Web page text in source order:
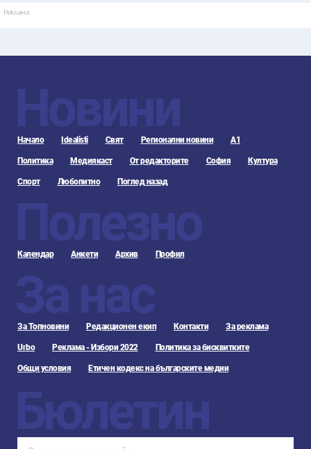
Реклама
Новини
Начало Idealisti Свят Регионални новини А1
Политика Медиякаст От редакторите София Култура
Спорт Любопитно Поглед назад
Полезно
Календар Анкети Архив Профил
За нас
За Топновини Редакционен екип Контакти За реклама
Urbo Реклама - Избори 2022 Политика за бисквитките
Общи условия Етичен кодекс на българските медии
Бюлетин